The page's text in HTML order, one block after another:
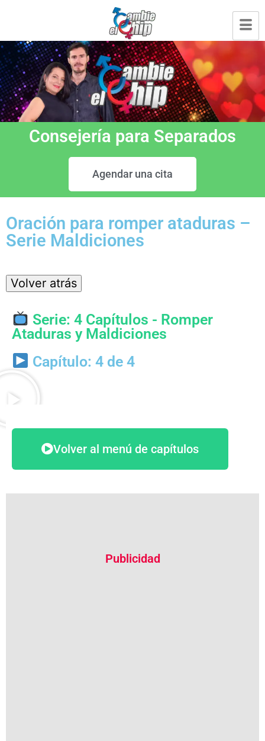
Consejería para Separados
Agendar una cita
Oración para romper ataduras –
Serie Maldiciones
Serie: 4 Capítulos - Romper
Ataduras y Maldiciones
Capítulo: 4 de 4
Volver al menú de capítulos
Publicidad